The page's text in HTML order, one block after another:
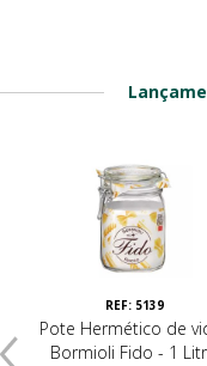
REF: 5139
Pote Hermético de
Bormioli Fido - 1